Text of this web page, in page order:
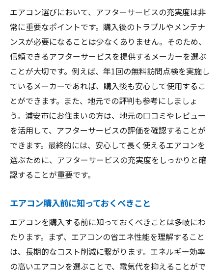
エアコン選びにおいて、アフターサービスの充実度は非
常に重要なポイントです。購入後のトラブルやメンテナ
ンスが必要になることは少なくありません。そのため、
信頼できるアフターサービスを提供するメーカーを選ぶ
ことが大切です。例えば、年1回の無料訪問点検を実施し
ているメーカーであれば、購入後も安心して使用するこ
とができます。また、地元での評判も参考にしましょ
う。浦安市にお住まいの方は、地元の口コミやレビュー
を活用して、アフターサービスの評価を確認することが
できます。最終的には、安心して長く使えるエアコンを
選ぶために、アフターサービスの充実度をしっかりと確
認することが重要です。
エアコン購入前に知っておくべきこと
エアコンを購入する前に知っておくべきことは多岐にわ
たります。まず、エアコンの省エネ性能を理解すること
は、長期的なコスト削減に繋がります。エネルギー効率
の高いエアコンを選ぶことで、電気代を抑えることがで